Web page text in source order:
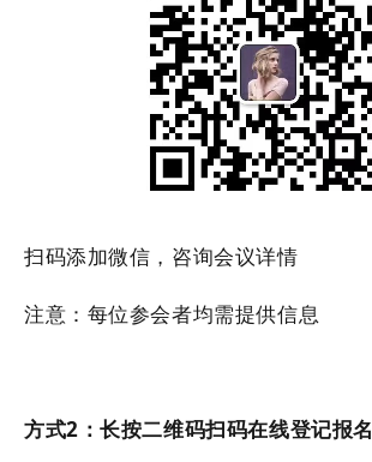
扫码添加微信，咨询会议详情
注意：每位参会者均需提供信息
方式2：长按二维码扫码在线登记报名